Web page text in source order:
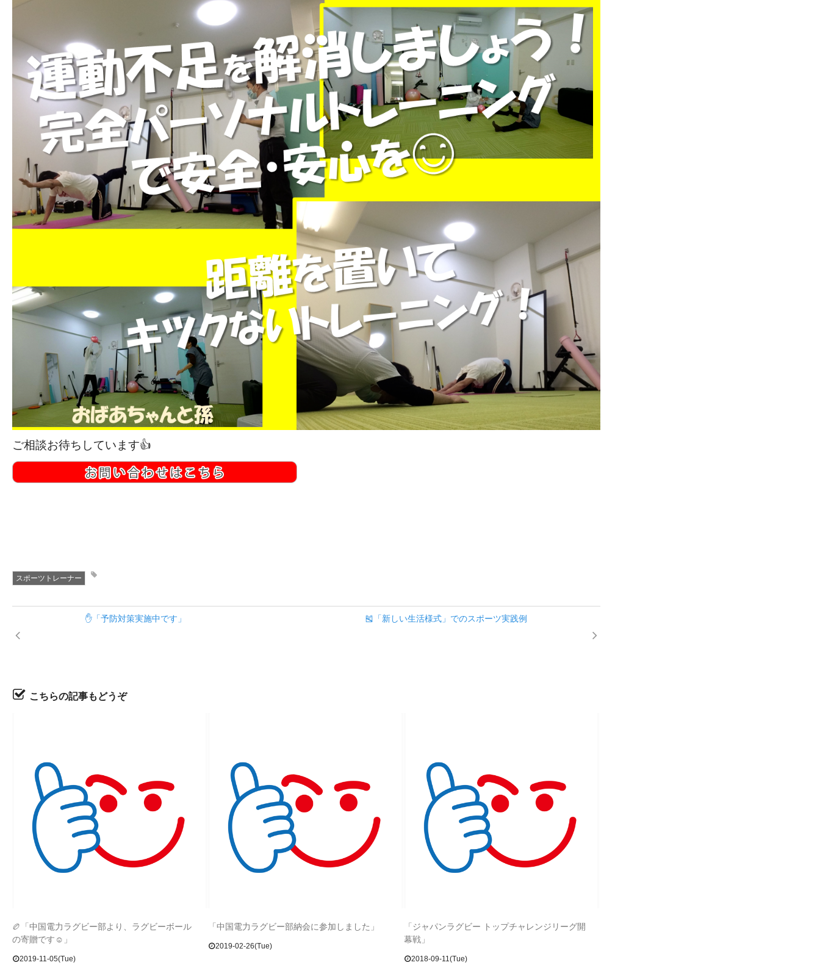
ご相談お待ちしています👍
スポーツトレーナー
✋「予防対策実施中です」 🎽「新しい生活様式」でのスポーツ実践例
こちらの記事もどうぞ
🏉「中国電力ラグビー部より、ラグビーボール
の寄贈です☺」
2019-11-05(Tue)
「中国電力ラグビー部納会に参加しました」
2019-02-26(Tue)
「ジャパンラグビー トップチャレンジリーグ開
幕戦」
2018-09-11(Tue)